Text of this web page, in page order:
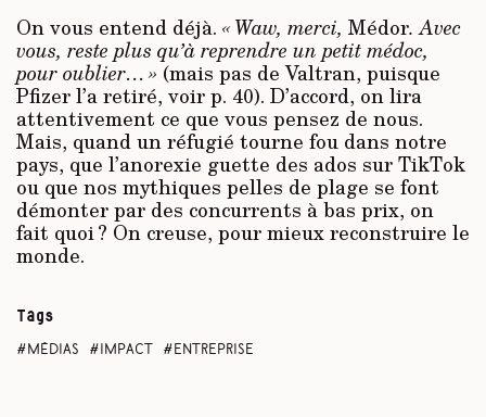
On vous entend déjà. « Waw, merci, Médor. Avec
vous, reste plus qu’à reprendre un petit médoc,
pour oublier… » (mais pas de Valtran, puisque
Pfizer l’a retiré, voir p. 40). D’accord, on lira
attentivement ce que vous pensez de nous.
Mais, quand un réfugié tourne fou dans notre
pays, que l’anorexie guette des ados sur TikTok
ou que nos mythiques pelles de plage se font
démonter par des concurrents à bas prix, on
fait quoi ? On creuse, pour mieux reconstruire le
monde.
Tags
médias impact entreprise